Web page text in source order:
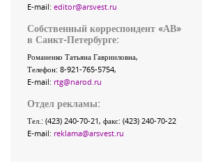
E-mail: editor@arsvest.ru
Собственный корреспондент «АВ»
в Санкт-Петербурге:
Романенко Татьяна Гаврииловна,
Телефон: 8-921-765-5754,
E-mail: rtg@narod.ru
Отдел рекламы:
Тел.: (423) 240-70-21, факс: (423) 240-70-22
E-mail: reklama@arsvest.ru